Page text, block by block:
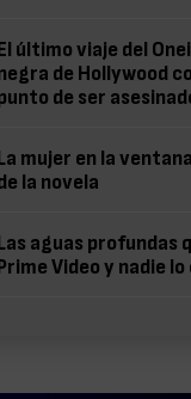
El último viaje del
de Hollywood
de ser
La mujer en la
la novela
Las aguas profundas
Prime Video y nadie